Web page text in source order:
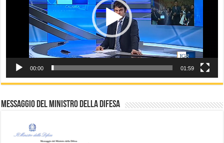
00:00 01:59
Messaggio del Ministro della difesa